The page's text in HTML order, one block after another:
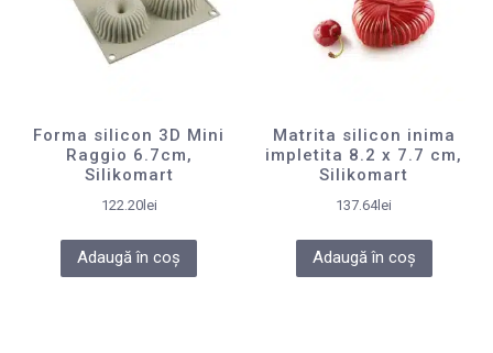
Forma silicon 3D Mini
Raggio 6.7cm,
Silikomart
122.20lei
Adaugă în coș
Matrita silicon inima
impletita 8.2 x 7.7 cm,
Silikomart
137.64lei
Adaugă în coș